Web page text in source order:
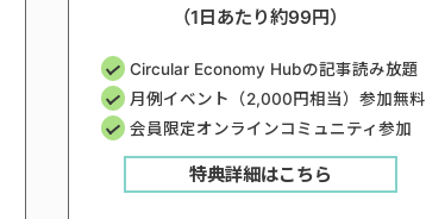
（1日あたり約99円）
Circular Economy Hubの記事読み放題
月例イベント（2,000円相当）参加無料
会員限定オンラインコミュニティ参加
特典詳細はこちら